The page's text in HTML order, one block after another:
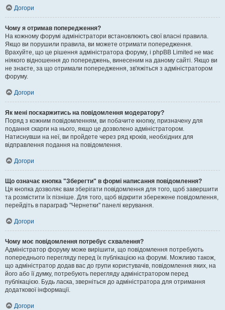
Догори
Чому я отримав попередження?
На кожному форумі адміністратори встановлюють свої власні правила.
Якщо ви порушили правила, ви можете отримати попередження.
Врахуйте, що це рішення адміністратора форуму, і phpBB Limited не має
ніякого відношення до попереджень, винесеним на даному сайті. Якщо ви
не знаєте, за що отримали попередження, зв'яжіться з адміністратором
форуму.
Догори
Як мені поскаржитись на повідомлення модератору?
Поряд з кожним повідомленням, ви побачите кнопку, призначену для
подання скарги на нього, якщо це дозволено адміністратором.
Натиснувши на неї, ви пройдете через ряд кроків, необхідних для
відправлення подання на повідомлення.
Догори
Що означає кнопка "Зберегти" в формі написання повідомлення?
Ця кнопка дозволяє вам зберігати повідомлення для того, щоб завершити
та розмістити їх пізніше. Для того, щоб відкрити збережене повідомлення,
перейдіть в параграф "Чернетки" панелі керування.
Догори
Чому моє повідомлення потребує схвалення?
Адміністратор форуму може вирішити, що повідомлення потребують
попереднього перегляду перед їх публікацією на форумі. Можливо також,
що адміністратор додав вас до групи користувачів, повідомлення яких, на
його або її думку, потребують перегляду адміністратором перед
публікацією. Будь ласка, зверніться до адміністратора для отримання
додаткової інформації.
Догори